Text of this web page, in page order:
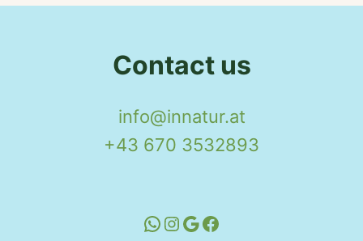
Contact us
info@innatur.at
+43 670 3532893
WhatsApp
Instagram
Google
Facebook